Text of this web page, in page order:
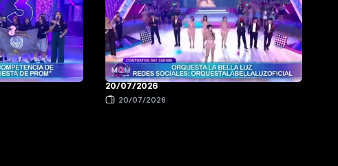
20/07/2026
20/07/2026